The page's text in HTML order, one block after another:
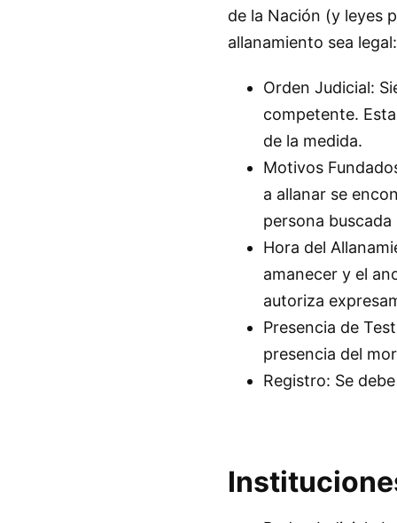
de la Nación (y leyes
allanamiento sea legal:
Orden Judicial:
competente.
de la medida.
Motivos
a allanar se
persona
Hora del
amanecer y el
autoriza
Presencia de
presencia del
Registro: Se